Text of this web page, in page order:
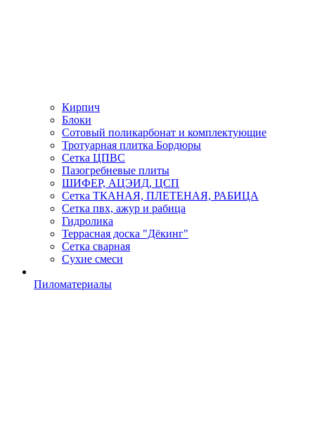
Кирпич
Блоки
Сотовый поликарбонат и комплектующие
Тротуарная плитка Бордюры
Сетка ЦПВС
Пазогребневые плиты
ШИФЕР, АЦЭИД, ЦСП
Сетка ТКАНАЯ, ПЛЕТЕНАЯ, РАБИЦА
Сетка пвх, ажур и рабица
Гидролика
Террасная доска "Дёкинг"
Сетка сварная
Сухие смеси
Пиломатериалы